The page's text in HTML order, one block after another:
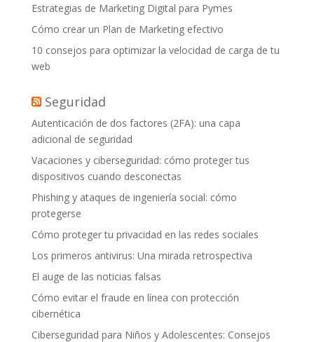
Estrategias de Marketing Digital para Pymes
Cómo crear un Plan de Marketing efectivo
10 consejos para optimizar la velocidad de carga de tu
web
Seguridad
Autenticación de dos factores (2FA): una capa
adicional de seguridad
Vacaciones y ciberseguridad: cómo proteger tus
dispositivos cuando desconectas
Phishing y ataques de ingeniería social: cómo
protegerse
Cómo proteger tu privacidad en las redes sociales
Los primeros antivirus: Una mirada retrospectiva
El auge de las noticias falsas
Cómo evitar el fraude en línea con protección
cibernética
Ciberseguridad para Niños y Adolescentes: Consejos